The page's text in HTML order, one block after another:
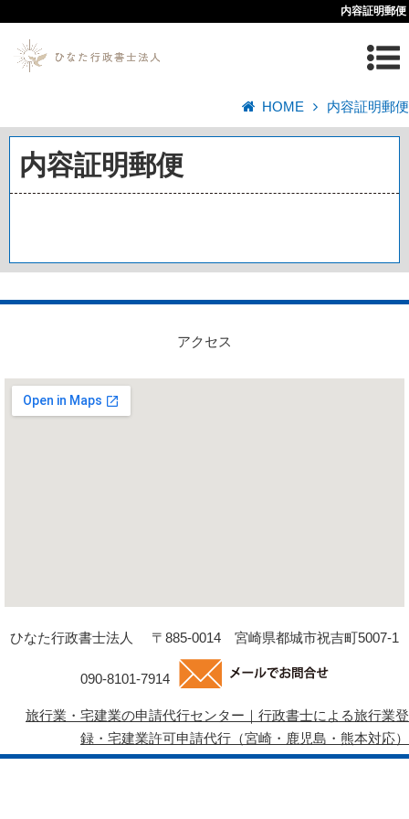
内容証明郵便
HOME 内容証明郵便
内容証明郵便
アクセス
ひなた行政書士法人 〒885-0014 宮崎県都城市祝吉町5007-1
090-8101-7914
旅行業・宅建業の申請代行センター｜行政書士による旅行業登
録・宅建業許可申請代行（宮崎・鹿児島・熊本対応）